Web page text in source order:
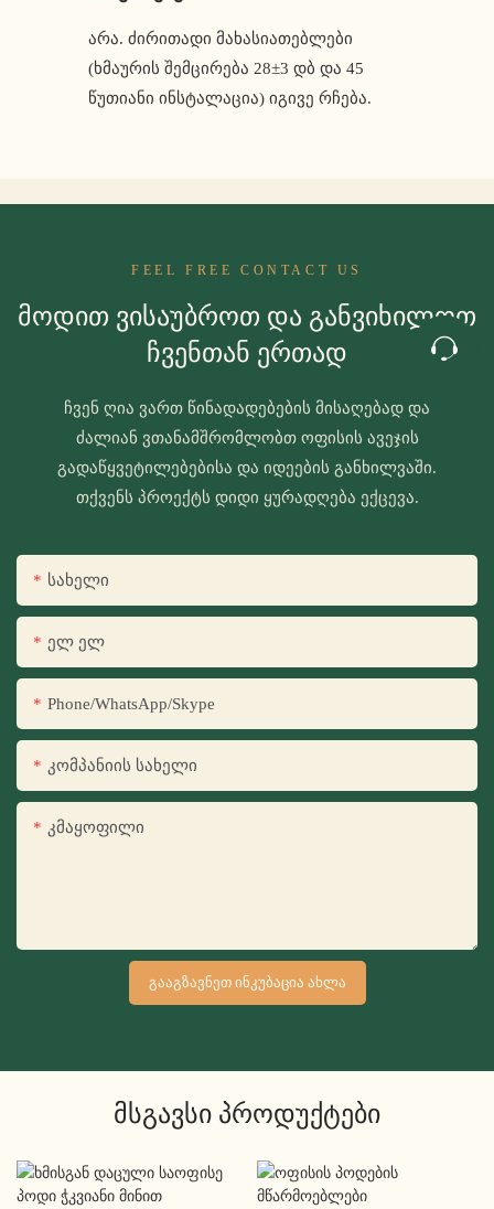
არა. ძირითადი მახასიათებლები
(ხმაურის შემცირება 28±3 დბ და 45
წუთიანი ინსტალაცია) იგივე რჩება.
FEEL FREE CONTACT US
Მოდით Ვისაუბროთ Და Განვიხილოთ
Ჩვენთან Ერთად
ჩვენ ღია ვართ წინადადებების მისაღებად და
ძალიან ვთანამშრომლობთ ოფისის ავეჯის
გადაწყვეტილებებისა და იდეების განხილვაში.
თქვენს პროექტს დიდი ყურადღება ექცევა.
Სახელი
Ელ Ელ
Phone/WhatsApp/Skype
Კომპანიის Სახელი
Კმაყოფილი
ᲒᲐᲐᲒᲖᲐᲕᲜᲔᲗ ᲘᲜᲙᲣᲑᲐᲪᲘᲐ ᲐᲮᲚᲐ
Მსგავსი Პროდუქტები